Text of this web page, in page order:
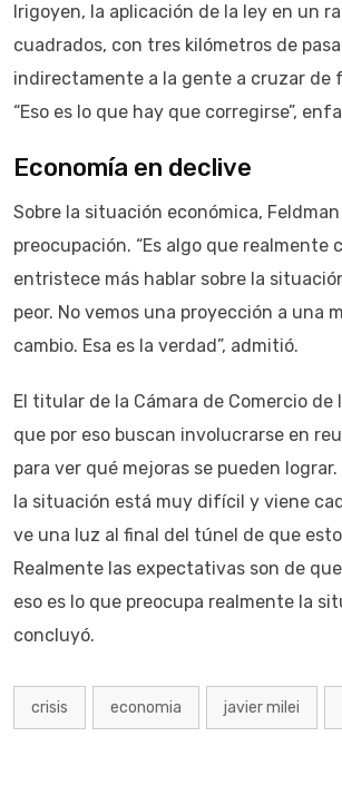
Irigoyen, la aplicación de la ley en un
cuadrados, con tres kilómetros de
indirectamente a la gente a cruzar de
“Eso es lo que hay que corregirse”,
Economía en declive
Sobre la situación económica,
preocupación. “Es algo que realmente
entristece más hablar sobre la
peor. No vemos una proyección a una
cambio. Esa es la verdad”, admitió.
El titular de la Cámara de Comercio de
que por eso buscan involucrarse en
para ver qué mejoras se pueden
la situación está muy difícil y viene
ve una luz al final del túnel de que
Realmente las expectativas son de
eso es lo que preocupa realmente la
concluyó.
crisis economia javier milei